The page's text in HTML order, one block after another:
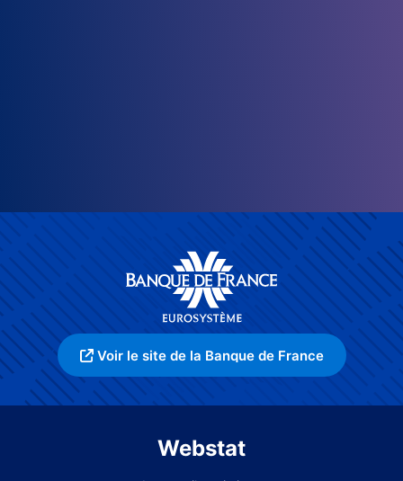
Voir le site de la Banque de France
Webstat